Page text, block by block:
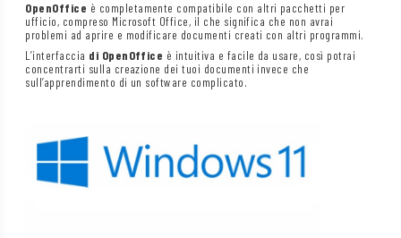
OpenOffice è completamente compatibile con altri pacchetti per
ufficio, compreso Microsoft Office, il che significa che non avrai
problemi ad aprire e modificare documenti creati con altri programmi.
L’interfaccia di OpenOffice è intuitiva e facile da usare, così potrai
concentrarti sulla creazione dei tuoi documenti invece che
sull’apprendimento di un software complicato.